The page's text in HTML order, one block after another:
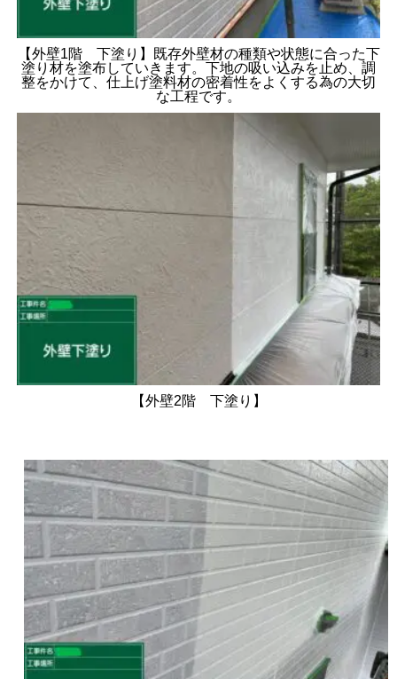
【外壁1階 下塗り】既存外壁材の種類や状態に合った下
塗り材を塗布していきます。下地の吸い込みを止め、調
整をかけて、仕上げ塗料材の密着性をよくする為の大切
な工程です。
【外壁2階 下塗り】